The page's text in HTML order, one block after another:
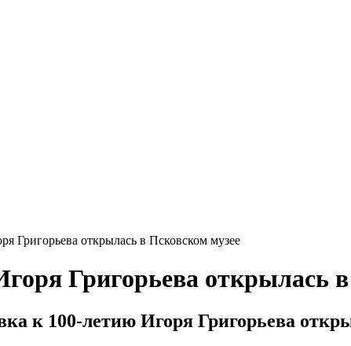
Григорьева открылась в Псковском музее
Григорьева открылась
к 100-летию Игоря Григорьева